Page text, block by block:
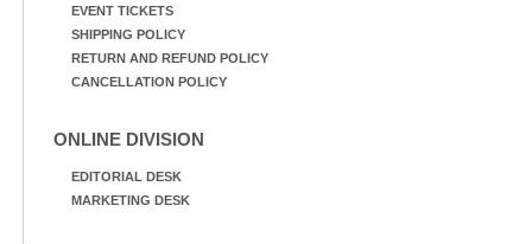
EVENT TICKETS
SHIPPING POLICY
RETURN AND REFUND POLICY
CANCELLATION POLICY
ONLINE DIVISION
EDITORIAL DESK
MARKETING DESK